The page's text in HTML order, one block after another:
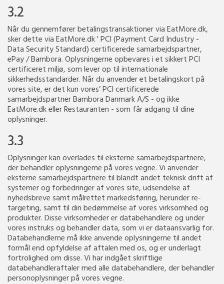
3.2
Når du gennemfører betalingstransaktioner via EatMore.dk,
sker dette via EatMore.dk ' PCI (Payment Card Industry -
Data Security Standard) certificerede samarbejdspartner,
ePay / Bambora. Oplysningerne opbevares i et sikkert PCI
certificeret miljø, som lever op til internationale
sikkerhedsstandarder. Når du anvender et betalingskort på
vores site, er det kun vores’ PCI certificerede
samarbejdspartner Bambora Danmark A/S - og ikke
EatMore.dk eller Restauranten - som får adgang til dine
oplysninger.
3.3
Oplysninger kan overlades til eksterne samarbejdspartnere,
der behandler oplysningerne på vores vegne. Vi anvender
eksterne samarbejdspartnere til blandt andet teknisk drift af
systemer og forbedringer af vores site, udsendelse af
nyhedsbreve samt målrettet markedsføring, herunder re-
targeting, samt til din bedømmelse af vores virksomhed og
produkter. Disse virksomheder er databehandlere og under
vores instruks og behandler data, som vi er dataansvarlig for.
Databehandlerne må ikke anvende oplysningerne til andet
formål end opfyldelse af aftalen med os, og er underlagt
fortrolighed om disse. Vi har indgået skriftlige
databehandleraftaler med alle databehandlere, der behandler
personoplysninger på vores vegne.